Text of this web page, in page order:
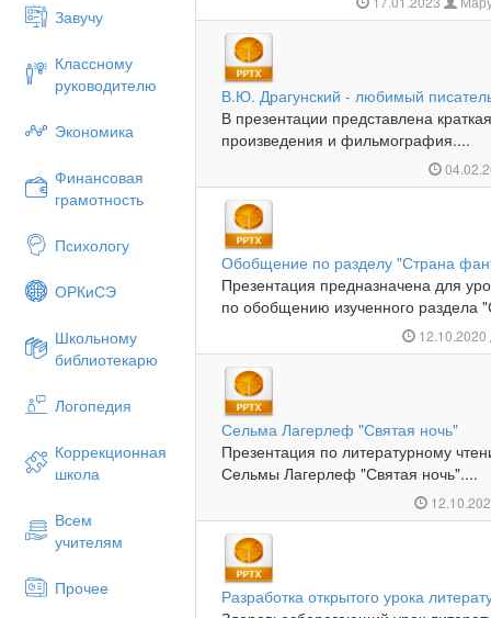
Завучу
Классному
руководителю
Экономика
Финансовая
грамотность
Психологу
ОРКиСЭ
Школьному
библиотекарю
Логопедия
Коррекционная
школа
Всем
учителям
Прочее
В.Ю. Драгунский - любимый
В презентации представлена
произведения и фильмография....
Обобщение по разделу "Страна
Презентация предназначена для
по обобщению изученного раздела
12.10.2020
Сельма Лагерлеф "Святая ночь"
Презентация по литературному
Сельмы Лагерлеф "Святая ночь"....
Разработка открытого урока